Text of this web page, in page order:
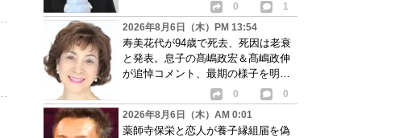
0
1
2026年8月6日（木）PM 13:54
寿美花代が94歳で死去、死因は老衰
と発表。息子の髙嶋政宏＆髙嶋政伸
が追悼コメント、最期の様子を明か
0
0
2026年8月6日（木）AM 0:01
薬師寺保栄と恋人が養子縁組届を偽